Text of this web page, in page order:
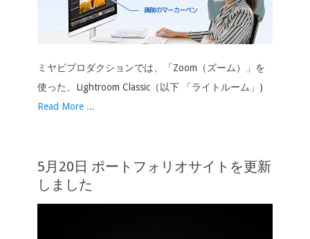
ミヤビプロダクションでは、「Zoom（ズーム）」を
使った、Lightroom Classic（以下 「ライトルーム」)
Read More ...
5月20日 ポートフォリオサイトを更新
しました